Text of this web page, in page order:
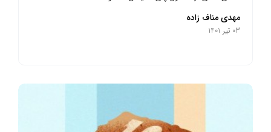
مهدی مناف زاده
03 تیر 1401